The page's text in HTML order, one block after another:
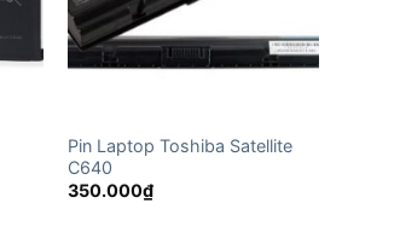
Pin Laptop Toshiba Satellite
C640
350.000₫